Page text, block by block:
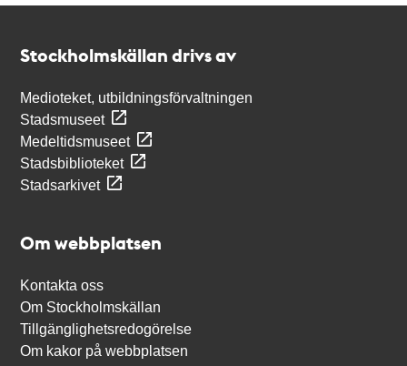
Stockholmskällan drivs av
Medioteket, utbildningsförvaltningen
Stadsmuseet
Medeltidsmuseet
Stadsbiblioteket
Stadsarkivet
Om webbplatsen
Kontakta oss
Om Stockholmskällan
Tillgänglighetsredogörelse
Om kakor på webbplatsen